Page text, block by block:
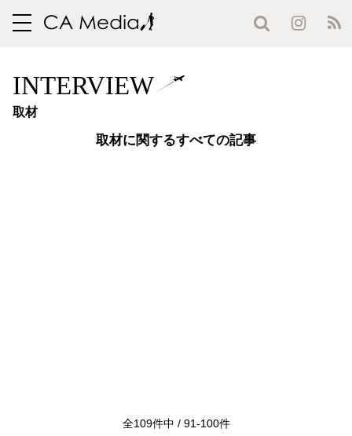
toggle
INTERVIEW
取材
取材に関するすべての記事
全109件中 / 91-100件